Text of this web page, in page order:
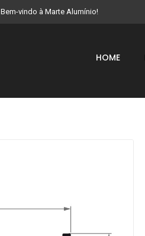
Bem-vindo à Marte Alumínio!
HOME